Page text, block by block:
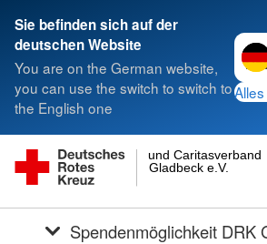
Sie befinden sich auf der
deutschen Website
You are on the German website,
you can use the switch to switch to
the English one
Gladbeck e.V.
und Caritasverband
Spendenmöglichkeit DRK